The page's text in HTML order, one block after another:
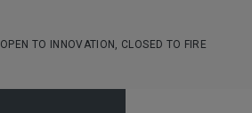
OPEN TO INNOVATION, CLOSED TO FIRE